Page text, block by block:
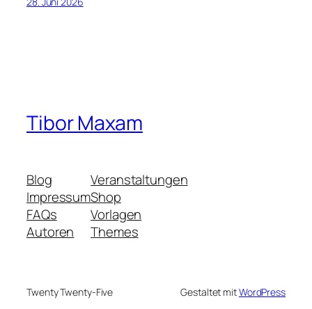
Tibor Maxam
Blog
Impressum
FAQs
Autoren
Veranstaltungen
Shop
Vorlagen
Themes
Twenty Twenty-Five Gestaltet mitWordPress